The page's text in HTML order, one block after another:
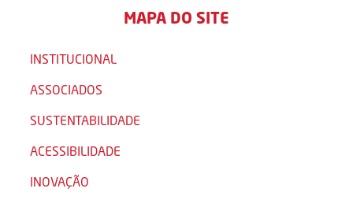
MAPA DO SITE
INSTITUCIONAL
ASSOCIADOS
SUSTENTABILIDADE
ACESSIBILIDADE
INOVAÇÃO